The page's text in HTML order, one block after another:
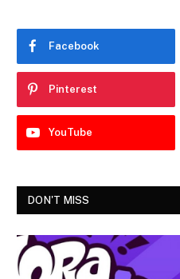
Facebook
Pinterest
YouTube
DON'T MISS